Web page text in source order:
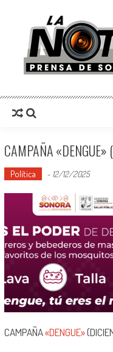
La Nota Prensa
CAMPAÑA
Política - 12/12/2025
CAMPAÑA«DENGUE»